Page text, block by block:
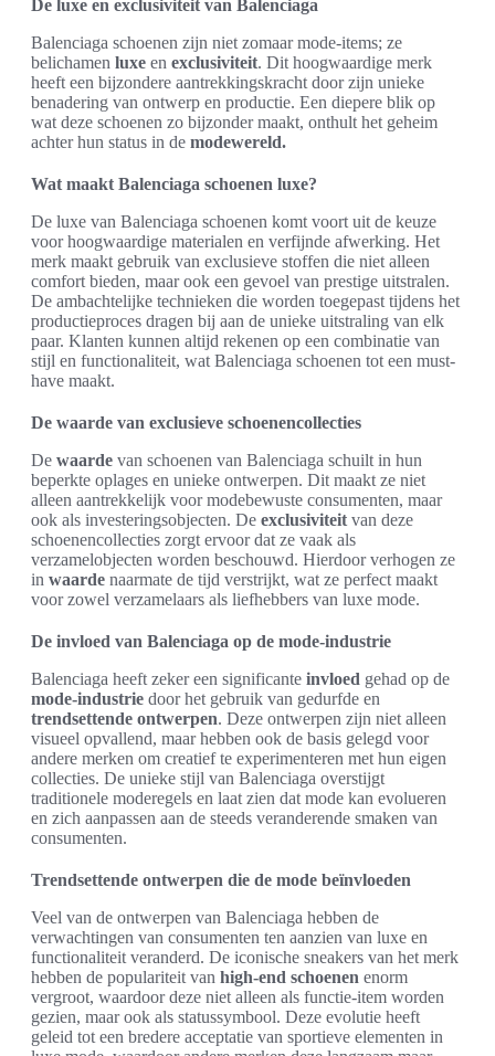
De luxe en exclusiviteit van Balenciaga
Balenciaga schoenen zijn niet zomaar mode-items; ze
belichamen luxe en exclusiviteit. Dit hoogwaardige merk
heeft een bijzondere aantrekkingskracht door zijn unieke
benadering van ontwerp en productie. Een diepere blik op
wat deze schoenen zo bijzonder maakt, onthult het geheim
achter hun status in de modewereld.
Wat maakt Balenciaga schoenen luxe?
De luxe van Balenciaga schoenen komt voort uit de keuze
voor hoogwaardige materialen en verfijnde afwerking. Het
merk maakt gebruik van exclusieve stoffen die niet alleen
comfort bieden, maar ook een gevoel van prestige uitstralen.
De ambachtelijke technieken die worden toegepast tijdens het
productieproces dragen bij aan de unieke uitstraling van elk
paar. Klanten kunnen altijd rekenen op een combinatie van
stijl en functionaliteit, wat Balenciaga schoenen tot een must-
have maakt.
De waarde van exclusieve schoenencollecties
De waarde van schoenen van Balenciaga schuilt in hun
beperkte oplages en unieke ontwerpen. Dit maakt ze niet
alleen aantrekkelijk voor modebewuste consumenten, maar
ook als investeringsobjecten. De exclusiviteit van deze
schoenencollecties zorgt ervoor dat ze vaak als
verzamelobjecten worden beschouwd. Hierdoor verhogen ze
in waarde naarmate de tijd verstrijkt, wat ze perfect maakt
voor zowel verzamelaars als liefhebbers van luxe mode.
De invloed van Balenciaga op de mode-industrie
Balenciaga heeft zeker een significante invloed gehad op de
mode-industrie door het gebruik van gedurfde en
trendsettende ontwerpen. Deze ontwerpen zijn niet alleen
visueel opvallend, maar hebben ook de basis gelegd voor
andere merken om creatief te experimenteren met hun eigen
collecties. De unieke stijl van Balenciaga overstijgt
traditionele moderegels en laat zien dat mode kan evolueren
en zich aanpassen aan de steeds veranderende smaken van
consumenten.
Trendsettende ontwerpen die de mode beïnvloeden
Veel van de ontwerpen van Balenciaga hebben de
verwachtingen van consumenten ten aanzien van luxe en
functionaliteit veranderd. De iconische sneakers van het merk
hebben de populariteit van high-end schoenen enorm
vergroot, waardoor deze niet alleen als functie-item worden
gezien, maar ook als statussymbool. Deze evolutie heeft
geleid tot een bredere acceptatie van sportieve elementen in